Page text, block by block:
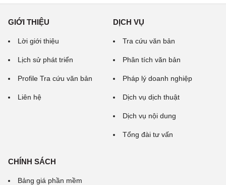
GIỚI THIỆU
Lời giới thiệu
Lịch sử phát triển
Profile Tra cứu văn bản
Liên hệ
DỊCH VỤ
Tra cứu văn bản
Phân tích văn bản
Pháp lý doanh nghiệp
Dịch vụ dịch thuật
Dịch vụ nội dung
Tổng đài tư vấn
CHÍNH SÁCH
Bảng giá phần mềm